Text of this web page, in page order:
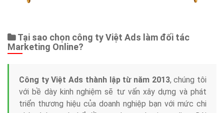
Tại sao chọn công ty Việt Ads làm đối tác
Marketing Online?
Công ty Việt Ads thành lập từ năm 2013, chúng tôi
với bề dày kinh nghiệm sẽ tư vấn xây dựng và phát
triển thương hiệu của doanh nghiệp bạn với mức chi